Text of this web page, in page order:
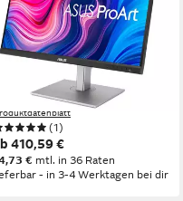
- 68.6 cm (27) - 3840 x 2160
4K TFT-Monitor
3840 x 2160 px, 4K Ultra HD
Reaktionszeit
Bildwiederholfrequenz
(1)
410,59 €
€ mtl. in 36 Raten
- in 3-4 Werktagen bei dir